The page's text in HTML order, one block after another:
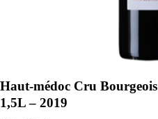
Haut-médoc Cru
1,5L – 2019